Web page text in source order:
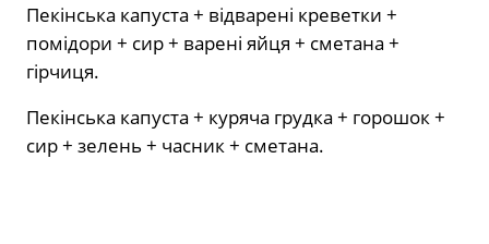
Пекінська капуста + відварені креветки +
помідори + сир + варені яйця + сметана +
гірчиця.
Пекінська капуста + куряча грудка + горошок +
сир + зелень + часник + сметана.